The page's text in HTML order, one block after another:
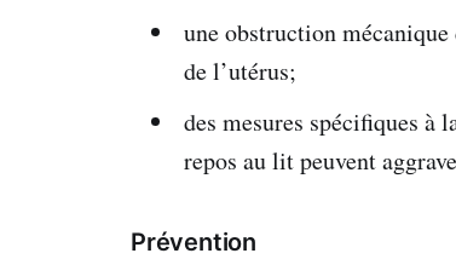
une obstruction
de l’utérus;
des mesures spécifiques à
repos au lit peuvent
Prévention